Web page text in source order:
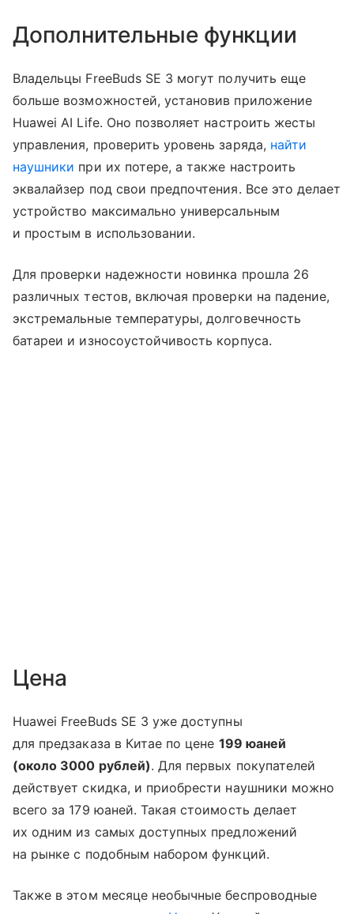
Дополнительные функции
Владельцы FreeBuds SE 3 могут получить еще
больше возможностей, установив приложение
Huawei AI Life. Оно позволяет настроить жесты
управления, проверить уровень заряда, найти
наушники при их потере, а также настроить
эквалайзер под свои предпочтения. Все это делает
устройство максимально универсальным
и простым в использовании.
Для проверки надежности новинка прошла 26
различных тестов, включая проверки на падение,
экстремальные температуры, долговечность
батареи и износоустойчивость корпуса.
Цена
Huawei FreeBuds SE 3 уже доступны
для предзаказа в Китае по цене 199 юаней
(около 3000 рублей). Для первых покупателей
действует скидка, и приобрести наушники можно
всего за 179 юаней. Такая стоимость делает
их одним из самых доступных предложений
на рынке с подобным набором функций.
Также в этом месяце необычные беспроводные